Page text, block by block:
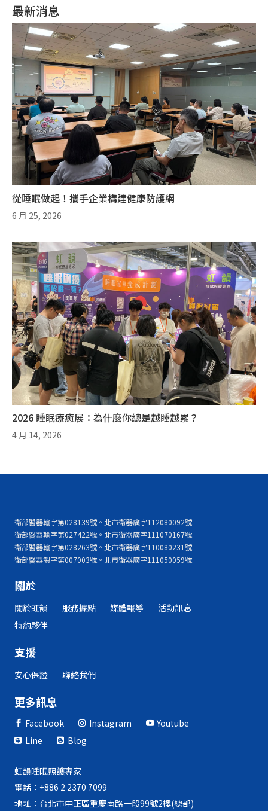
最新消息
從睡眠做起！攜手企業構建健康防護網
6 月 25, 2026
2026 睡眠療癒展：為什麼你總是越睡越累？
4 月 14, 2026
衛部醫器輸字第028139號。北市衛器廣字112080092號
衛部醫器輸字第027422號。北市衛器廣字111070167號
衛部醫器輸字第028263號。北市衛器廣字110080231號
衛部醫器製字第007003號。北市衛器廣字111050059號
關於
關於虹韻 服務據點 媒體報導
活動訊息
特約夥伴
支援
安心保證 聯絡我們
更多訊息
 Facebook  Instagram  Youtube
 Line  Blog
虹韻睡眠照護專家
電話：+886 2 2370 7099
地址：台北市中正區重慶南路一段99號2樓(總部)